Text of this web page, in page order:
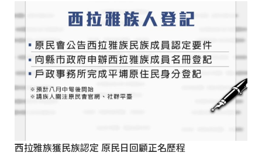
西拉雅族獲民族認定 原民日回顧正名歷程